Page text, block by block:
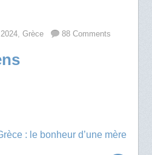
, Grèce 88 Comments
: le bonheur d’une mère